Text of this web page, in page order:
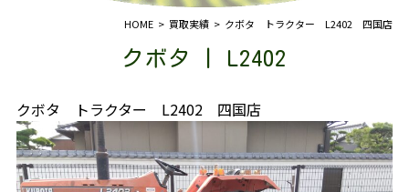
HOME 買取実績 クボタ トラクター L2402 四国店
クボタ | L2402
クボタ トラクター L2402 四国店